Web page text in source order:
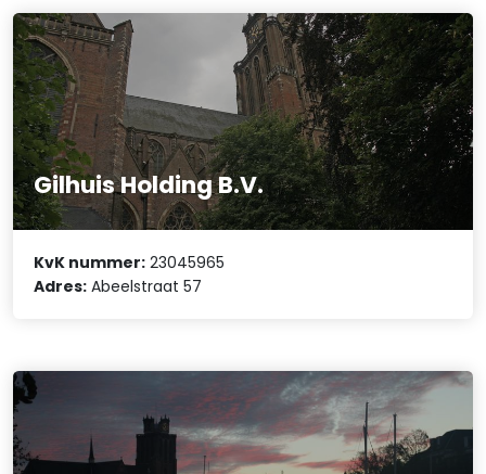
Gilhuis Holding B.V.
KvK nummer: 23045965
Adres: Abeelstraat 57